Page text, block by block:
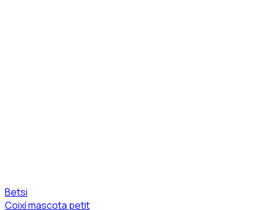
Betsi
Coixí mascota petit